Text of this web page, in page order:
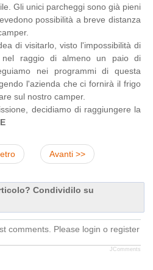
Gli unici parcheggi sono già pieni
possibilità a breve distanza
di visitarlo, visto l'impossibilità di
raggio di almeno un paio di
nei programmi di questa
l'azienda che ci fornirà il frigo
sul nostro camper.
decidiamo di raggiungere la
Avanti >>
Condividilo su
comments. Please login o register
JComments